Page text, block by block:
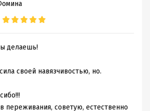
делаешь!
своей навязчивостью, но.
переживания, советую, естественно